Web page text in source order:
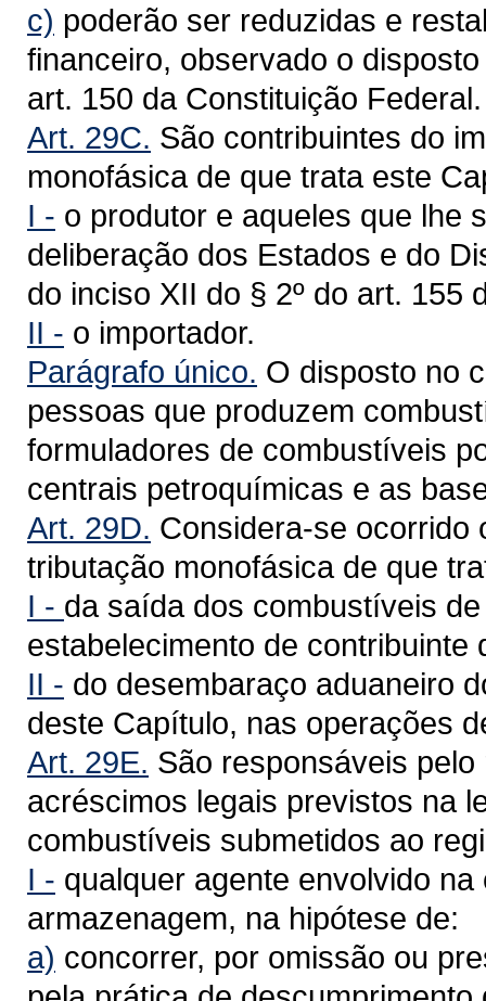
c) poderão ser reduzidas e
financeiro, observado o
art. 150 da Constituição Federal.
Art. 29C. São contribuintes do
monofásica de que trata este
I - o produtor e aqueles que lhe
deliberação dos Estados e do
do inciso XII do § 2º do art. 155
II - o importador.
Parágrafo único. O disposto no
pessoas que produzem
formuladores de combustíveis
centrais petroquímicas e as
Art. 29D. Considera-se ocorrido
tributação monofásica de que
I - da saída dos combustíveis
estabelecimento de
II - do desembaraço aduaneiro
deste Capítulo, nas operações
Art. 29E. São responsáveis
acréscimos legais previstos na
combustíveis submetidos ao
I - qualquer agente envolvido
armazenagem, na hipótese de:
a) concorrer, por omissão ou